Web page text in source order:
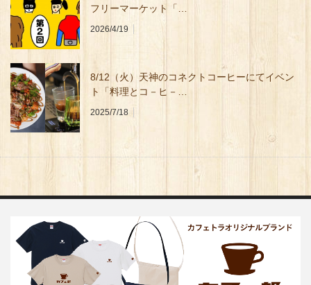
フリーマーケット「…
2026/4/19
8/12（火）天神のコネクトコーヒーにてイベン
ト「料理とコ－ヒ－…
2025/7/18